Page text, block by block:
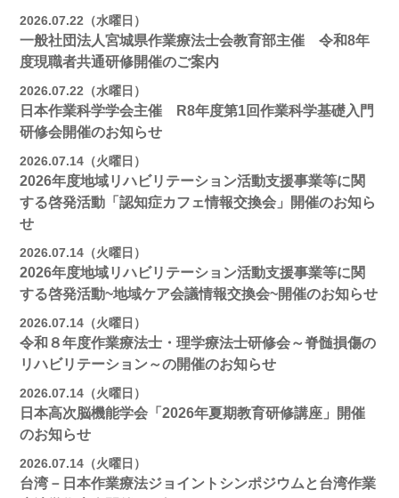
2026.07.22（水曜日）
一般社団法人宮城県作業療法士会教育部主催 令和8年
度現職者共通研修開催のご案内
2026.07.22（水曜日）
日本作業科学学会主催 R8年度第1回作業科学基礎入門
研修会開催のお知らせ
2026.07.14（火曜日）
2026年度地域リハビリテーション活動支援事業等に関
する啓発活動「認知症カフェ情報交換会」開催のお知ら
せ
2026.07.14（火曜日）
2026年度地域リハビリテーション活動支援事業等に関
する啓発活動~地域ケア会議情報交換会~開催のお知らせ
2026.07.14（火曜日）
令和８年度作業療法士・理学療法士研修会～脊髄損傷の
リハビリテーション～の開催のお知らせ
2026.07.14（火曜日）
日本高次脳機能学会「2026年夏期教育研修講座」開催
のお知らせ
2026.07.14（火曜日）
台湾－日本作業療法ジョイントシンポジウムと台湾作業